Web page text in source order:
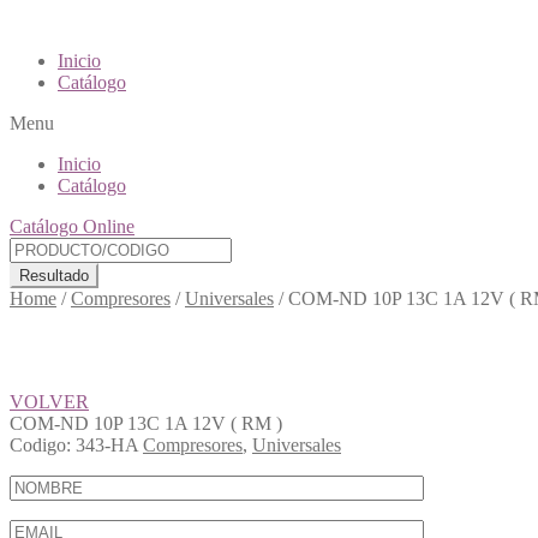
Inicio
Catálogo
Menu
Inicio
Catálogo
Catálogo Online
Resultado
Home /Compresores /Universales /COM-ND 10P 13C 1A 12V (
VOLVER
COM-ND 10P 13C 1A 12V ( RM )
Codigo: 343-HA Compresores, Universales